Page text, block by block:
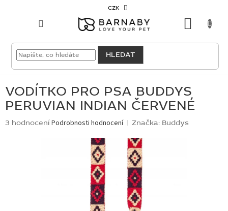
CZK
HLEDAT
VELKOODBĚRATEL
PSY
KOČKY
VODÍTKO PRO PSA BUDDYS
PERUVIAN INDIAN ČERVENÉ
Průměrné
3 hodnocení Podrobnosti hodnocení Značka: Buddys